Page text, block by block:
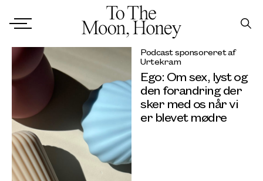
Podcast sponsoreret af
Urtekram
Ego: Om sex, lyst og
den forandring der
sker med os når vi
er blevet mødre